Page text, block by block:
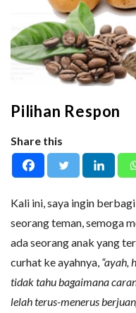
Pilihan Respon
Share this
Kali ini, saya ingin
seorang teman, semoga
ada seorang anak yang
curhat ke ayahnya, “ayah,
tidak tahu bagaimana
lelah terus-menerus